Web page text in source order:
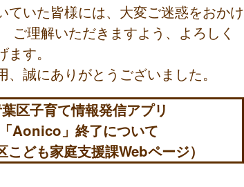
ていた皆様には、大変ご迷惑をおかけ
ご理解いただきますよう、よろしく
す。
、誠にありがとうございました。
区子育て情報発信アプリ
「Aonico」終了について
こども家庭支援課Webページ）